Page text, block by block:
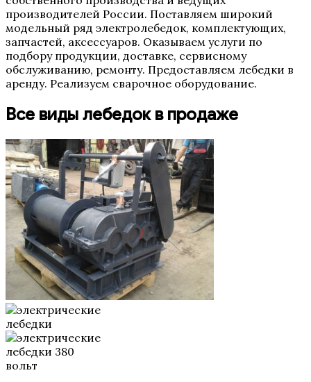
производителей России. Поставляем широкий
модельный ряд электролебедок, комплектующих,
запчастей, аксессуаров. Оказываем услуги по
подбору продукции, доставке, сервисному
обслуживанию, ремонту. Предоставляем лебедки в
аренду. Реализуем сварочное оборудование.
Все виды лебедок в продаже